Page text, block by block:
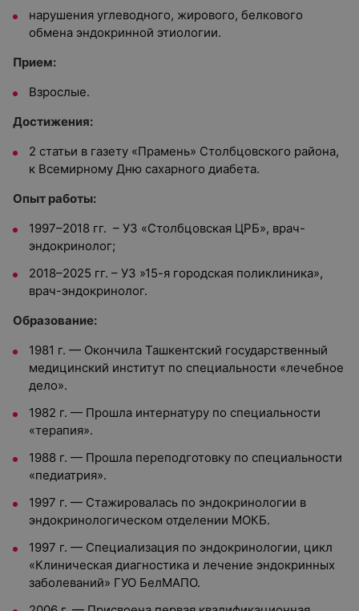
нарушения углеводного, жирового, белкового
обмена эндокринной этиологии.
Прием:
Взрослые.
Достижения:
2 статьи в газету «Прамень» Столбцовского района,
к Всемирному Дню сахарного диабета.
Опыт работы:
1997–2018 гг. – УЗ «Столбцовская ЦРБ», врач-
эндокринолог;
2018–2025 гг. – УЗ »15-я городская поликлиника»,
врач-эндокринолог.
Образование:
1981 г. — Окончила Ташкентский государственный
медицинский институт по специальности «лечебное
дело».
1982 г. — Прошла интернатуру по специальности
«терапия».
1988 г. — Прошла переподготовку по специальности
«педиатрия».
1997 г. — Стажировалась по эндокринологии в
эндокринологическом отделении МОКБ.
1997 г. — Специализация по эндокринологии, цикл
«Клиническая диагностика и лечение эндокринных
заболеваний» ГУО БелМАПО.